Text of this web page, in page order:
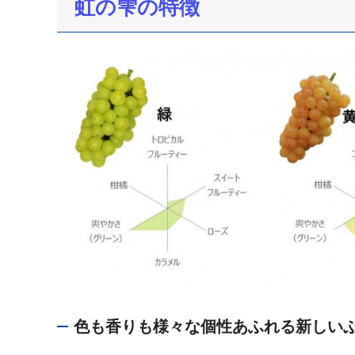
虹の雫の特徴
色も香りも様々な個性あふれる新しい